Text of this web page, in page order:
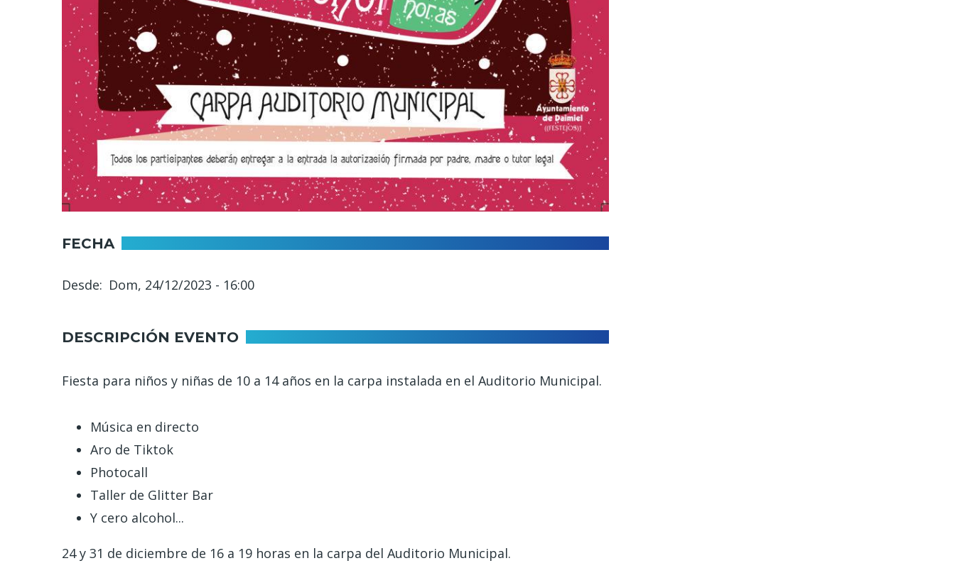
FECHA
Desde Dom, 24/12/2023 - 16:00
DESCRIPCIÓN EVENTO
Fiesta para niños y niñas de 10 a 14 años en la carpa instalada en el Auditorio Municipal.
Música en directo
Aro de Tiktok
Photocall
Taller de Glitter Bar
Y cero alcohol...
24 y 31 de diciembre de 16 a 19 horas en la carpa del Auditorio Municipal.